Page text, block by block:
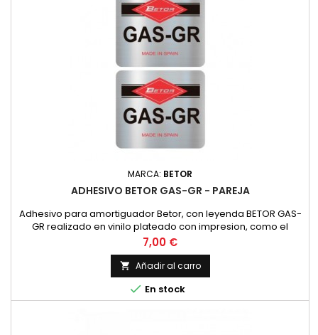
MARCA: BETOR
ADHESIVO BETOR GAS-GR - PAREJA
Adhesivo para amortiguador Betor, con leyenda BETOR GAS-
GR realizado en vinilo plateado con impresion, como el
original. PRECIO POR PAREJA
Precio
7,00 €
 Añadir al carro
 En stock